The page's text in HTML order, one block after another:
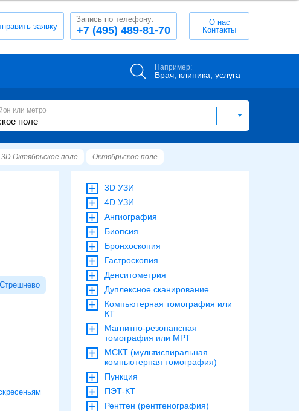
заявку +7 (495) 489-81-70
Запись по телефону:
О нас
Контакты
Например:
Врач, клиника, услуга
или метро
Октябрьское поле Октябрьское поле
Стрешнево
3D УЗИ
4D УЗИ
Ангиография
Биопсия
Бронхоскопия
Гастроскопия
Денситометрия
Дуплексное сканирование
Компьютерная томография или
КТ
Магнитно-резонансная
томография или МРТ
МСКТ (мультиспиральная
компьютерная томография)
Пункция
ПЭТ-КТ
Рентген (рентгенография)